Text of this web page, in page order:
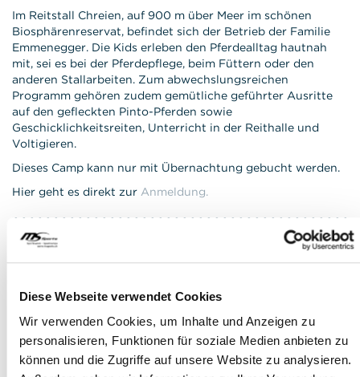
Diese Webseite verwendet Cookies
Wir verwenden Cookies, um Inhalte und Anzeigen zu
personalisieren, Funktionen für soziale Medien anbieten zu
können und die Zugriffe auf unsere Website zu analysieren.
Im Reitstall Chreien, auf 900 m über Meer im schönen
Biosphärenreservat, befindet sich der Betrieb der Familie
Emmenegger. Die Kids erleben den Pferdealltag hautnah
mit, sei es bei der Pferdepflege, beim Füttern oder den
anderen Stallarbeiten. Zum abwechslungsreichen
Programm gehören zudem gemütliche geführter Ausritte
auf den gefleckten Pinto-Pferden sowie
Geschicklichkeitsreiten, Unterricht in der Reithalle und
Voltigieren.
Dieses Camp kann nur mit Übernachtung gebucht werden.
Hier geht es direkt zur Anmeldung.
LU - Maultierreiten mit Neeltje,
Willisau - mit Übernachtung
12 Kids, Jg. 2011 - 2018 / 06.04.26-09.04.26 /
27.07.26-30.07.26, 10.08.26-13.08.26
Mitten im Napfgebiet auf 900 m über Meer liegt der Ober-
Chanzelberg. Wir, das Muli-Dream-Team und Neeltje,
verwöhnen unsere Gäste mit einem abwechslungsreichen